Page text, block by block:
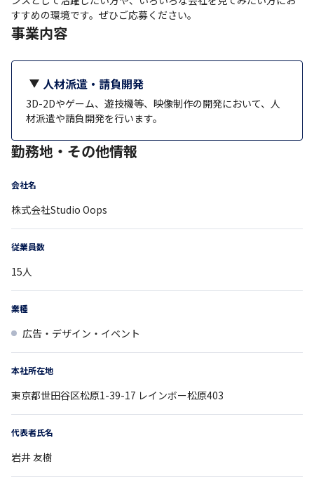
すすめの環境です。ぜひご応募ください。
事業内容
人材派遣・請負開発
3D-2Dやゲーム、遊技機等、映像制作の開発において、人
材派遣や請負開発を行います。
勤務地・その他情報
会社名
株式会社Studio Oops
従業員数
15人
業種
広告・デザイン・イベント
本社所在地
東京都世田谷区松原1-39-17 レインボー松原403
代表者氏名
岩井 友樹